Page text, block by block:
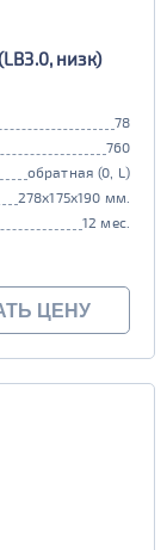
низк)
78
760
обратная (0, L)
278x175x190 мм.
12 мес.
ЦЕНУ